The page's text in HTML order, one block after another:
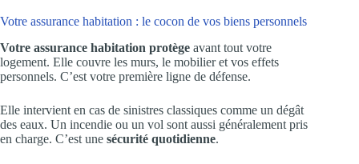
Votre assurance habitation : le cocon de vos biens personnels
Votre assurance habitation protège avant tout votre
logement. Elle couvre les murs, le mobilier et vos effets
personnels. C’est votre première ligne de défense.
Elle intervient en cas de sinistres classiques comme un dégât
des eaux. Un incendie ou un vol sont aussi généralement pris
en charge. C’est une sécurité quotidienne.